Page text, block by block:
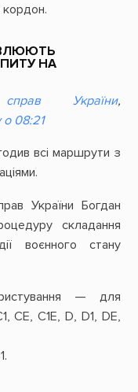
НА
справ України,
о 08:21
всі маршрути з
України Богдан
складання
воєнного стану
— для
CE, C1E, D, D1, DE,